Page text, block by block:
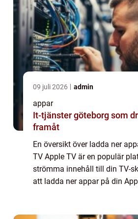
09 juli 2026 admin
appar
It-tjänster göteborg som
framåt
En översikt över ladda ner
TV Apple TV är en populär
strömma innehåll till din TV-
att ladda ner appar på din